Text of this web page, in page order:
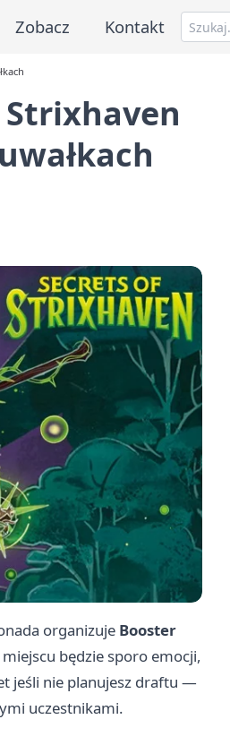
Zobacz Kontakt
organizuje Booster
miejscu będzie sporo emocji,
jeśli nie planujesz draftu —
uczestnikami.